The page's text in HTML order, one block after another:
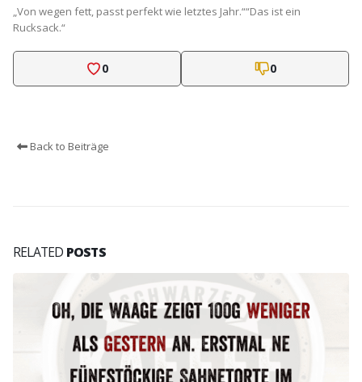
„Von wegen fett, passt perfekt wie letztes Jahr.““Das ist ein
Rucksack.“
0 0
Back to Beiträge
RELATED POSTS